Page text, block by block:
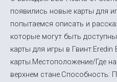
появились новые карты для
попытаемся описать и
которые могут быть
карты для игры в
карты.Местоположение/Где
верхнем стане.Способность: